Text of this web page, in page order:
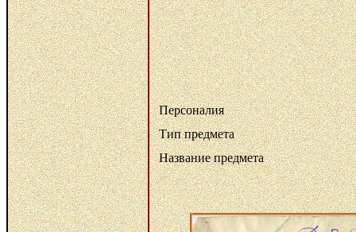
Персоналия
Тип предмета
Название предмета